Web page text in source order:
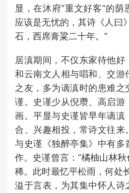
显，在沐府“重文好客”的
应该是无忧的，其诗《人曰
石，西席膏粱二十年。”
居滇期间，不仅东家待他好
和云南文人相与唱和、交游
之友，多为谪滇时的患难之
谨。史谨少从倪瓒、高启游
画。平显与史谨皆早年谪滇
合、兴趣相投，常诗文往来
与史谨《独醉亭集》中有多
作。史谨曾言：“橘柚山林
稀。此时最忆平松雨，何处
溢于言表，为其集中怀人诗